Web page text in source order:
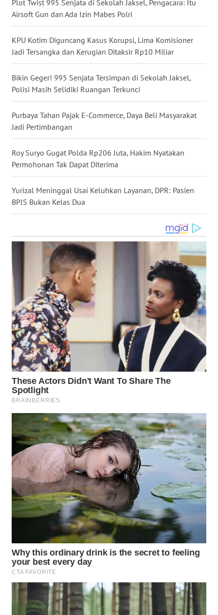
Plot Twist 995 Senjata di Sekolah Jaksel, Pengacara: Itu
Airsoft Gun dan Ada Izin Mabes Polri
KPU Kotim Diguncang Kasus Korupsi, Lima Komisioner
Jadi Tersangka dan Kerugian Ditaksir Rp10 Miliar
Bikin Geger! 995 Senjata Tersimpan di Sekolah Jaksel,
Polisi Masih Selidiki Ruangan Terkunci
Purbaya Tahan Pajak E-Commerce, Daya Beli Masyarakat
Jadi Pertimbangan
Roy Suryo Gugat Polda Rp206 Juta, Hakim Nyatakan
Permohonan Tak Dapat Diterima
Yurizal Meninggal Usai Keluhkan Layanan, DPR: Pasien
BPJS Bukan Kelas Dua
WN
WN
JATIM
WN
BALI
WN
KALBAR
WN
KALTENG
KALTARA
WN
KALTIM
WN
SULSEL
WN
GORONTALO
SULUT
WN
MALUKU
WN
MALUT
WN
WN
DANAU
TOBA
WN
NIAS